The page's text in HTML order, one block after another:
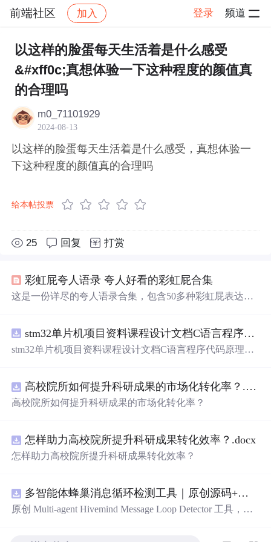
前端社区 加入 登录 频道
社区 前端社区 感慨 帖子详情
以这样的脸蛋每天生活着是什么感受
&#xff0c;真想体验一下这种程度的颜值真
的合理吗
m0_71101929
2024-08-13
以这样的脸蛋每天生活着是什么感受，真想体验一
下这种程度的颜值真的合理吗
给本帖投票
25 回复 打赏
彩虹屁夸人语录 夸人好看的彩虹屁合集
这是一份详尽的夸人语录合集，包含50多种彩虹屁表达方
余。
stm32单片机项目资料课程设计文档C语言程序代码原理图电路PCB实例悬挂运动控制系统论文资料
stm32单片机项目资料课程设计文档C语言程序代码原理图
高校院所如何提升科研成果的市场化转化率？.docx
高校院所如何提升科研成果的市场化转化率？
怎样助力高校院所提升科研成果转化效率？.docx
怎样助力高校院所提升科研成果转化效率？
多智能体蜂巢消息循环检测工具｜原创源码+测试+离线报告
原创 Multi-agent Hivemind Message Loop Detector 工具，建